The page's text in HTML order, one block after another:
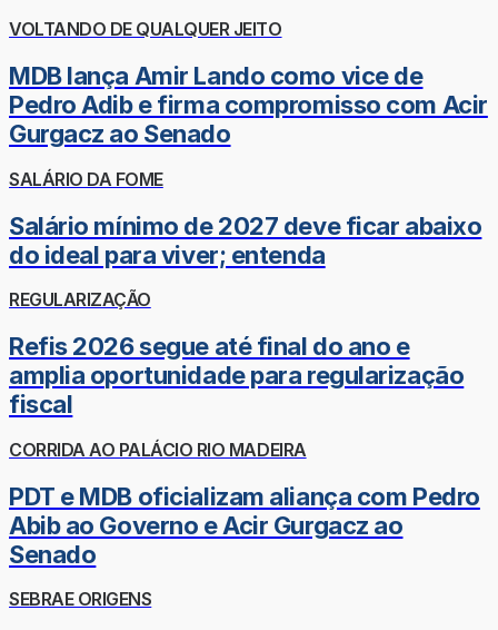
VOLTANDO DE QUALQUER JEITO
MDB lança Amir Lando como vice de
Pedro Adib e firma compromisso com Acir
Gurgacz ao Senado
SALÁRIO DA FOME
Salário mínimo de 2027 deve ficar abaixo
do ideal para viver; entenda
REGULARIZAÇÃO
Refis 2026 segue até final do ano e
amplia oportunidade para regularização
fiscal
CORRIDA AO PALÁCIO RIO MADEIRA
PDT e MDB oficializam aliança com Pedro
Abib ao Governo e Acir Gurgacz ao
Senado
SEBRAE ORIGENS